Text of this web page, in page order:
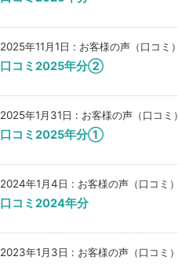
2025年11月1日 : お客様の声（口コミ）
口コミ2025年分②
2025年1月31日 : お客様の声（口コミ）
口コミ2025年分①
2024年1月4日 : お客様の声（口コミ）
口コミ2024年分
2023年1月3日 : お客様の声（口コミ）